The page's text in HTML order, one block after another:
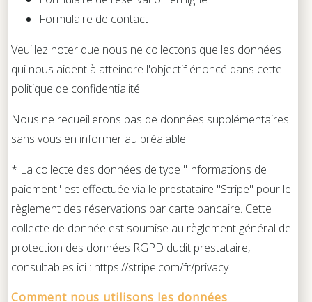
Formulaire de contact
Veuillez noter que nous ne collectons que les données
qui nous aident à atteindre l'objectif énoncé dans cette
politique de confidentialité.
Nous ne recueillerons pas de données supplémentaires
sans vous en informer au préalable.
* La collecte des données de type "Informations de
paiement" est effectuée via le prestataire "Stripe" pour le
règlement des réservations par carte bancaire. Cette
collecte de donnée est soumise au règlement général de
protection des données RGPD dudit prestataire,
consultables ici : https://stripe.com/fr/privacy
Comment nous utilisons les données